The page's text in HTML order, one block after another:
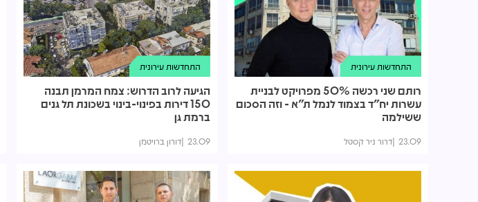
התחדשות עירונית
רותם שני רכשה 50% מפרויקט לבניית
עשרות יח"ד בצמוד לנמל ת"א - וזה הסכום
ששילמה
23.09 דרור ניר קסטל
התחדשות עירונית
הגיעה לרוב הדרוש: צמח המרמן תבנה
150 דירות בפינוי-בינוי בשכונת תל גנים
ברמת גן
23.09 דורון ברויטמן